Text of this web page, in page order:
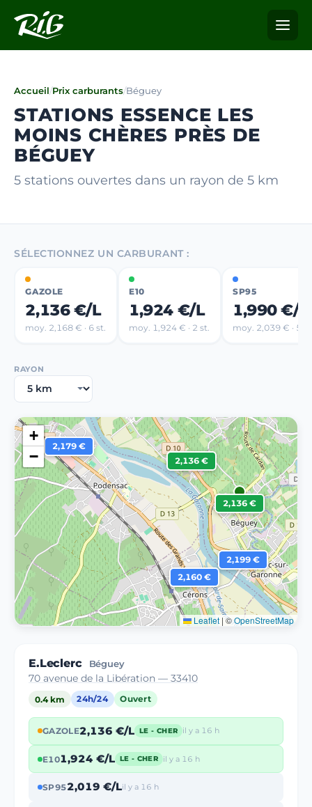
Accueil/Prix carburants/Béguey
STATIONS ESSENCE LES
MOINS CHÈRES PRÈS DE
BÉGUEY
5 stations ouvertes dans un rayon de 5 km
SÉLECTIONNEZ UN CARBURANT :
GAZOLE
2,136 €/L
moy. 2,168 € · 6 st.
E10
1,924 €/L
moy. 1,924 € · 2 st.
SP95
1,990 €/L
moy. 2,039 € · 5
RAYON
2,136 €
2,136 €
2,199 €
2,160 €
2,179 €
+
−
Leaflet |©OpenStreetMap
E.Leclerc Béguey
70 avenue de la Libération — 33410
0.4 km 24h/24 Ouvert
GAZOLE2,136 €/L LE - CHER il y a 16 h
E101,924 €/L LE - CHER il y a 16 h
SP952,019 €/Lil y a 16 h